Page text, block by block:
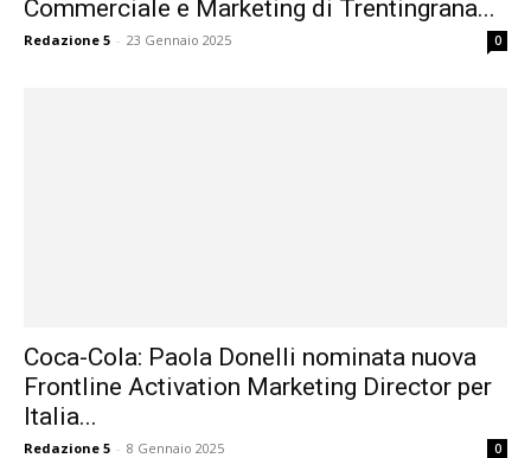
Commerciale e Marketing di Trentingrana...
Redazione 5 - 23 Gennaio 2025 0
Coca-Cola: Paola Donelli nominata nuova
Frontline Activation Marketing Director per
Italia...
Redazione 5 - 8 Gennaio 2025 0